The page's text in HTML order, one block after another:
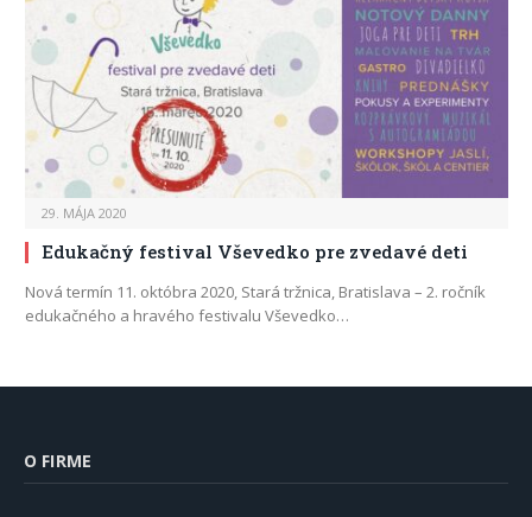
29. MÁJA 2020
Edukačný festival Vševedko pre zvedavé deti
Nová termín 11. októbra 2020, Stará tržnica, Bratislava – 2. ročník
edukačného a hravého festivalu Vševedko…
O FIRME